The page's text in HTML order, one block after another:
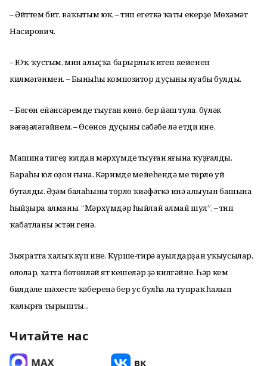
– Әйттем бит, ваҡытым юҡ, – тип егеткә ҡаты екерҙе Мөхәмәт
Насирович.
– Юҡ, ҡустым, мин алыҫҡа барырлыҡ итеп кейенеп
килмәгәнмен. – Быныһы композитор дуҫының яуабы булды.
– Бөгөн ейәнсәремдең тыуған көнө, бер йәш тула, бүләк
вәғәҙәләгәйнем. – Өсөнсө дуҫының сәбәбе лә етди ине.
Машина тигеҙ юлдан мәрхүмдең тыуған яғына ҡуҙғалды.
Бараһы юл оҙон ғына. Кәримдең мейеһендә мең төрлө уй
буталды. Әҙәм балаһының төрлө ҡиәфәткә инә алыуын башына
һыйҙы­ра алманы. “Мәрхүмдәр һыйлай алмай шул”, – тип
ҡабатланы эстән генә.
Зыяратта халыҡ күп ине. Күрше-тирә ауылдарҙан уҡыусылар,
ололар, хатта бөтөнләй ят кешеләр ҙә килгәйне. Һәр кем
билдәле шәхестең ҡәберенә бер ус булһа ла тупраҡ һалып
ҡалырға тырышты...
Читайте нас